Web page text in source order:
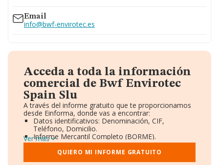
Email
info@bwf-envirotec.es
Acceda a toda la información
comercial de Bwf Envirotec
Spain Slu
A través del informe gratuito que te proporcionamos
desde Einforma, donde vas a encontrar:
Datos identificativos: Denominación, CIF,
Teléfono, Domicilio.
Informe Mercantil Completo (BORME).
Gráficos de Evolución Ventas y Empleados.
Consejo de Administración y Administradores.
Directivos y Ejecutivos.
Ver más
QUIERO MI INFORME GRATUITO